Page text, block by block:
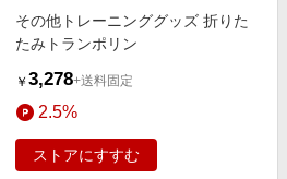
その他トレーニンググッズ 折りた
たみトランポリン
￥ 3,278+送料固定
2.5%
ストアにすすむ